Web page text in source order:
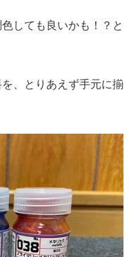
しても良いかも！？と
、とりあえず手元に揃